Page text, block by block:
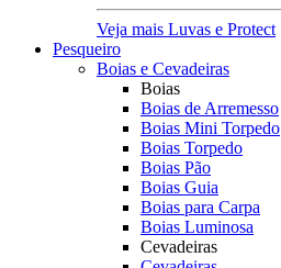
Veja mais Luvas e Protect
Pesqueiro
Boias e Cevadeiras
Boias
Boias de Arremesso
Boias Mini Torpedo
Boias Torpedo
Boias Pão
Boias Guia
Boias para Carpa
Boias Luminosa
Cevadeiras